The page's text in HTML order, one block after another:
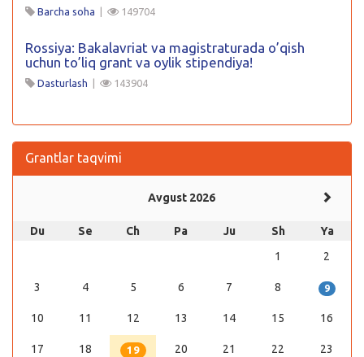
Barcha soha 149704
Rossiya: Bakalavriat va magistraturada o’qish
uchun to’liq grant va oylik stipendiya!
Dasturlash 143904
Grantlar taqvimi
Avgust 2026
Du Se Ch Pa Ju Sh
Ya
1
2
3 4 5 6 7 8 9
10 11 12 13 14 15 16
17 18 19 20 21 22 23